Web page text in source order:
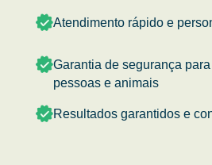
Atendimento rápido e
Garantia de segurança para
pessoas e animais
Resultados garantidos e